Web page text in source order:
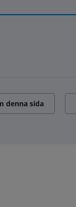
denna sida